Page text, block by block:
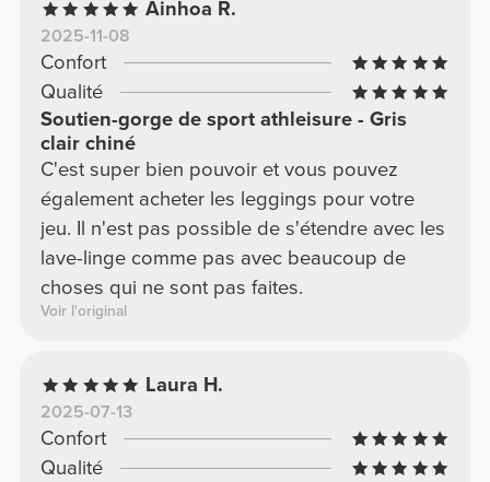
Ainhoa R.
2025-11-08
Confort
Qualité
Soutien-gorge de sport athleisure - Gris
clair chiné
C'est super bien pouvoir et vous pouvez
également acheter les leggings pour votre
jeu. Il n'est pas possible de s'étendre avec les
lave-linge comme pas avec beaucoup de
choses qui ne sont pas faites.
Voir l'original
Laura H.
2025-07-13
Confort
Qualité